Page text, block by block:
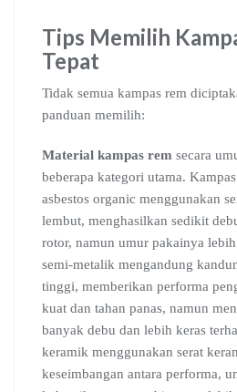
Tips Memilih
Tepat
Tidak semua kampas rem
panduan memilih:
Material kampas rem secara
beberapa kategori utama.
asbestos organic menggunakan
lembut, menghasilkan sedikit
rotor, namun umur pakainya
semi-metalik mengandung
tinggi, memberikan performa
kuat dan tahan panas, namun
banyak debu dan lebih keras
keramik menggunakan serat
keseimbangan antara performa,